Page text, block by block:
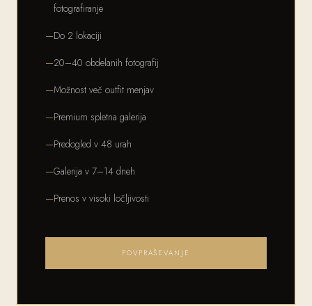
fotografiranje
Do 2 lokaciji
20–40 obdelanih fotografij
Možnost več outfit menjav
Premium spletna galerija
Predogled v 48 urah
Galerija v 7–14 dneh
Prenos v visoki ločljivosti
POVPRAŠEVANJE